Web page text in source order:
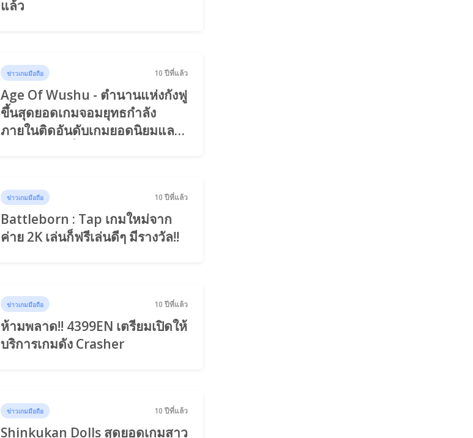
แล้ว
ข่าวเกมมือถือ 10 ปีที่แล้ว
Age Of Wushu - ตำนานแห่งกังฟู
ขึ้นสุดยอดเกมจอมยุทธกำลัง
ภายในติดอันดับเกมยอดนิยมและ
ข่าวเกมมือถือ 10 ปีที่แล้ว
Battleborn : Tap เกมใหม่จาก
ค่าย 2K เล่นก็ฟรีเล่นดีๆ มีรางวัล!!
ข่าวเกมมือถือ 10 ปีที่แล้ว
ห้ามพลาด!! 4399EN เตรียมเปิดให้
บริการเกมดัง Crasher
ข่าวเกมมือถือ 10 ปีที่แล้ว
Shinkukan Dolls สุดยอดเกมสาว